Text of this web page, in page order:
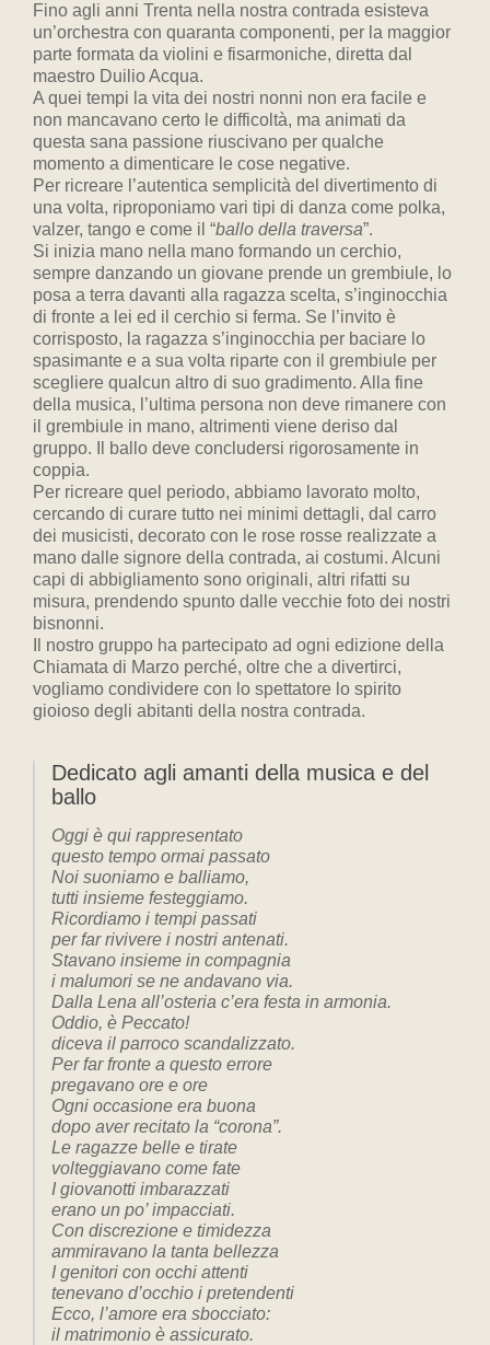
Fino agli anni Trenta nella nostra contrada esisteva
un’orchestra con quaranta componenti, per la maggior
parte formata da violini e fisarmoniche, diretta dal
maestro Duilio Acqua.
A quei tempi la vita dei nostri nonni non era facile e
non mancavano certo le difficoltà, ma animati da
questa sana passione riuscivano per qualche
momento a dimenticare le cose negative.
Per ricreare l’autentica semplicità del divertimento di
una volta, riproponiamo vari tipi di danza come polka,
valzer, tango e come il “ballo della traversa”.
Si inizia mano nella mano formando un cerchio,
sempre danzando un giovane prende un grembiule, lo
posa a terra davanti alla ragazza scelta, s’inginocchia
di fronte a lei ed il cerchio si ferma. Se l’invito è
corrisposto, la ragazza s’inginocchia per baciare lo
spasimante e a sua volta riparte con il grembiule per
scegliere qualcun altro di suo gradimento. Alla fine
della musica, l’ultima persona non deve rimanere con
il grembiule in mano, altrimenti viene deriso dal
gruppo. Il ballo deve concludersi rigorosamente in
coppia.
Per ricreare quel periodo, abbiamo lavorato molto,
cercando di curare tutto nei minimi dettagli, dal carro
dei musicisti, decorato con le rose rosse realizzate a
mano dalle signore della contrada, ai costumi. Alcuni
capi di abbigliamento sono originali, altri rifatti su
misura, prendendo spunto dalle vecchie foto dei nostri
bisnonni.
Il nostro gruppo ha partecipato ad ogni edizione della
Chiamata di Marzo perché, oltre che a divertirci,
vogliamo condividere con lo spettatore lo spirito
gioioso degli abitanti della nostra contrada.
Dedicato agli amanti della musica e del
ballo
Oggi è qui rappresentato
questo tempo ormai passato
Noi suoniamo e balliamo,
tutti insieme festeggiamo.
Ricordiamo i tempi passati
per far rivivere i nostri antenati.
Stavano insieme in compagnia
i malumori se ne andavano via.
Dalla Lena all’osteria c’era festa in armonia.
Oddio, è Peccato!
diceva il parroco scandalizzato.
Per far fronte a questo errore
pregavano ore e ore
Ogni occasione era buona
dopo aver recitato la “corona”.
Le ragazze belle e tirate
volteggiavano come fate
I giovanotti imbarazzati
erano un po’ impacciati.
Con discrezione e timidezza
ammiravano la tanta bellezza
I genitori con occhi attenti
tenevano d’occhio i pretendenti
Ecco, l’amore era sbocciato:
il matrimonio è assicurato.